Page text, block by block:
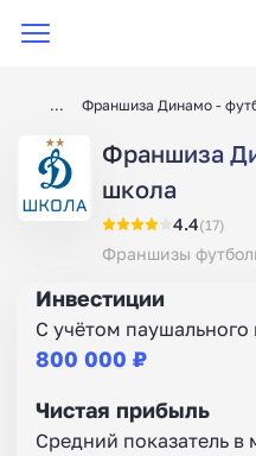
Франшиза Динамо -
Франшиза
школа
4.4(17)
Франшизы
Инвестиции
С учётом паушального
800 000 ₽
Чистая прибыль
Средний показатель в